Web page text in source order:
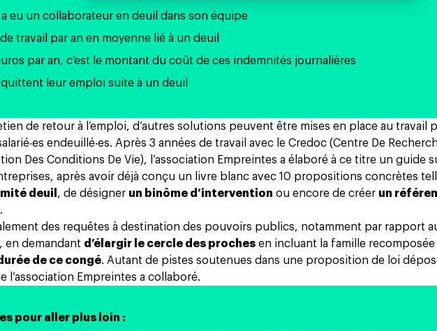
a eu un collaborateur en deuil dans son équipe
travail par an en moyenne lié à un deuil
par an, c’est le montant du coût de ces indemnités journalières
quittent leur emploi suite à un deuil
de retour à l’emploi, d’autres solutions peuvent être mises en place au travail
endeuillé‧es. Après 3 années de travail avec le Credoc (Centre De
Des Conditions De Vie), l’association Empreintes a élaboré à ce titre un guide
, après avoir déjà conçu un livre blanc avec 10 propositions concrètes
deuil , de désigner un binôme d’intervention ou encore de créer un
des requêtes à destination des pouvoirs publics, notamment par rapport
en demandant d’élargir le cercle des proches en incluant la famille recomposée
de ce congé. Autant de pistes soutenues dans une proposition de loi
l’association Empreintes a collaboré.
pour aller plus loin :